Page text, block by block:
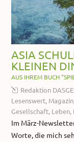
ASIA
KLEINEN
AUS IHREM BUCH
Redaktion
Lesenswert, Magazin
Gesellschaft, Leben,
Im März-
Worte, die mich